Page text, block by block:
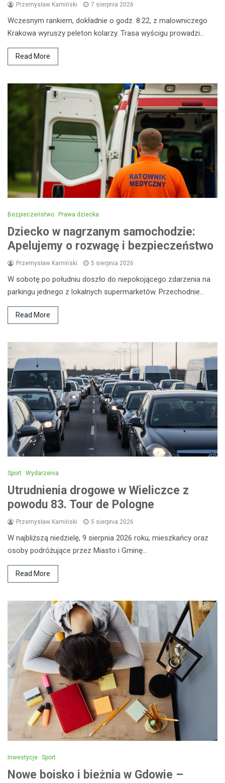
Przemysław Kamiński 7 sierpnia 2026
Wczesnym rankiem, dokładnie o godz. 8:22, z malowniczego
Krakowa wyruszy peleton kolarzy. Trasa wyścigu prowadzi…
Read More
Bezpieczeństwo Prawa dziecka
Dziecko w nagrzanym samochodzie:
Apelujemy o rozwagę i bezpieczeństwo
Przemysław Kamiński 5 sierpnia 2026
W sobotę po południu doszło do niepokojącego zdarzenia na
parkingu jednego z lokalnych supermarketów. Przechodnie…
Read More
Sport Wydarzenia
Utrudnienia drogowe w Wieliczce z
powodu 83. Tour de Pologne
Przemysław Kamiński 5 sierpnia 2026
W najbliższą niedzielę, 9 sierpnia 2026 roku, mieszkańcy oraz
osoby podróżujące przez Miasto i Gminę…
Read More
Inwestycje Sport
Nowe boisko i bieżnia w Gdowie –